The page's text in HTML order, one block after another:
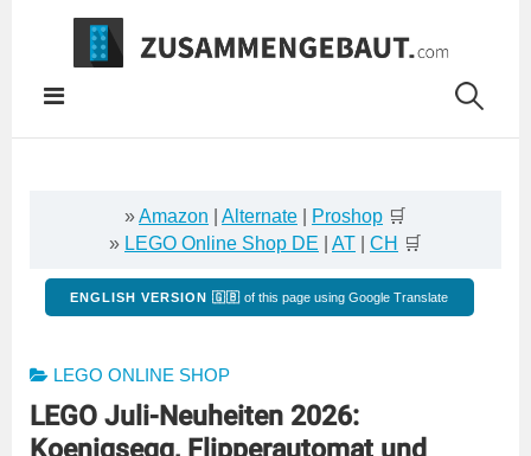
Springe
Inhalt
»Amazon Alternate Proshop 🛒
» LEGO Online Shop DE AT CH 🛒
ENGLISH VERSION 🇬🇧 of this page using Google Translate
LEGO ONLINE SHOP
LEGO Juli-Neuheiten 2026:
Koenigsegg, Flipperautomat und